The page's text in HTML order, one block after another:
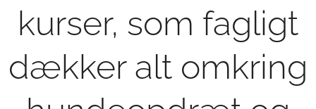
kurser, som fagligt
dækker alt omkring